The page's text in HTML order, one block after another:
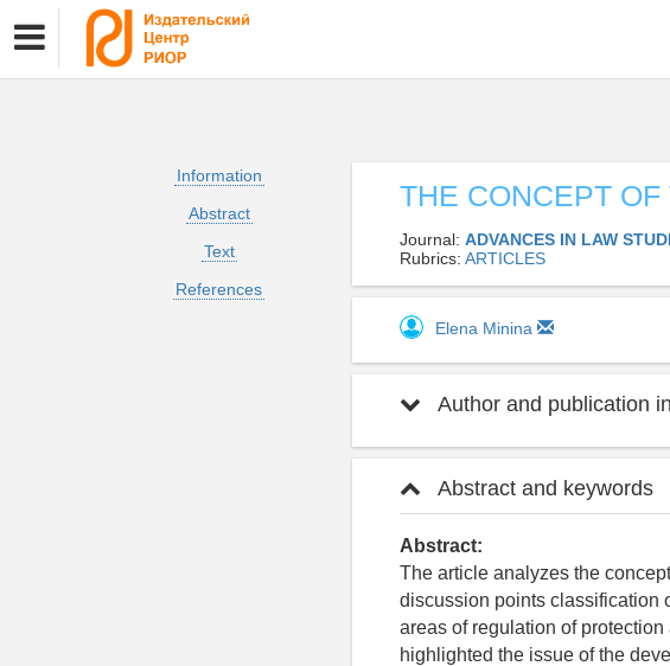
Information
Abstract
Text
References
THE CONCEPT
Journal: ADVANCES IN LAW
Rubrics: ARTICLES
Elena Minina
Author and publication
Abstract and keywords
Abstract:
The article analyzes the
discussion points classification
areas of regulation of
highlighted the issue of the